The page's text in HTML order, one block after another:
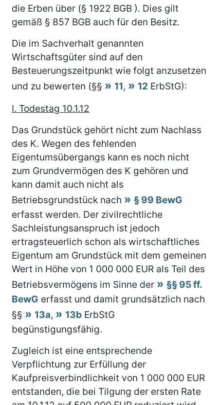
die Erben über (§ 1922 BGB ). Dies gilt
gemäß § 857 BGB auch für den Besitz.
Die im Sachverhalt genannten
Wirtschaftsgüter sind auf den
Besteuerungszeitpunkt wie folgt anzusetzen
und zu bewerten (§§
11, 12 ErbStG):
I. Todestag 10.1.12
Das Grundstück gehört nicht zum Nachlass
des K. Wegen des fehlenden
Eigentumsübergangs kann es noch nicht
zum Grundvermögen des K gehören und
kann damit auch nicht als
Betriebsgrundstück nach
§ 99 BewG
erfasst werden. Der zivilrechtliche
Sachleistungsanspruch ist jedoch
ertragsteuerlich schon als wirtschaftliches
Eigentum am Grundstück mit dem gemeinen
Wert in Höhe von 1 000 000 EUR als Teil des
Betriebsvermögens im Sinne der
§§ 95 ff.
BewG erfasst und damit grundsätzlich nach
§§
13a, 13b ErbStG
begünstigungsfähig.
Zugleich ist eine entsprechende
Verpflichtung zur Erfüllung der
Kaufpreisverbindlichkeit von 1 000 000 EUR
entstanden, die bei Tilgung der ersten Rate